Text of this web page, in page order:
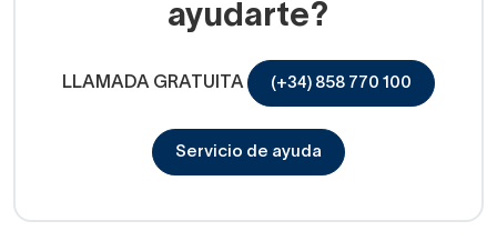
ayudarte?
LLAMADA GRATUITA (+34) 858 770 100
Servicio de ayuda